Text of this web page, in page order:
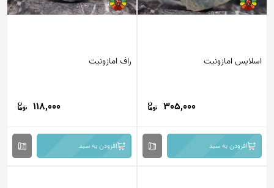
اسلایس امازونیت
305,000
افزودن به سبد
راف امازونیت
118,000
افزودن به سبد